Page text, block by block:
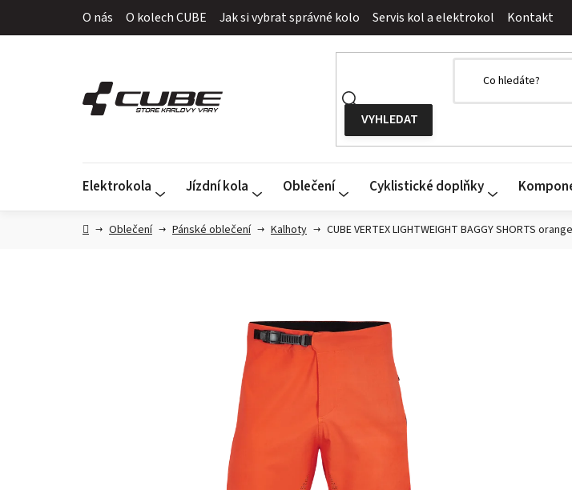
O nás O kolech CUBE Jak si vybrat správné kolo Servis kol a elektrokol Kontakt
Elektrokola Jízdní kola Oblečení Cyklistické doplňky
DomůOblečení Pánské oblečení Kalhoty CUBE VERTEX LIGHTWEIGHT BAGGY SHORTS